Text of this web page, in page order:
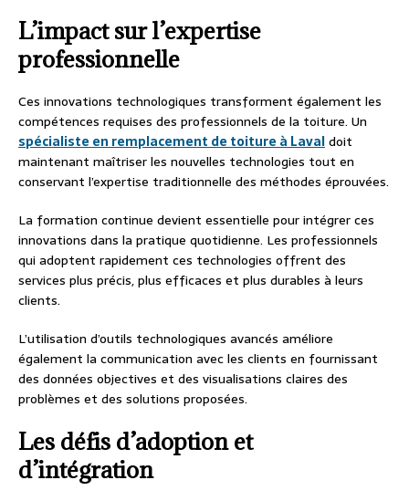
L’impact sur l’expertise
professionnelle
Ces innovations technologiques transforment également les
compétences requises des professionnels de la toiture. Un
spécialiste en remplacement de toiture à Lavaldoit
maintenant maîtriser les nouvelles technologies tout en
conservant l’expertise traditionnelle des méthodes éprouvées.
La formation continue devient essentielle pour intégrer ces
innovations dans la pratique quotidienne. Les professionnels
qui adoptent rapidement ces technologies offrent des
services plus précis, plus efficaces et plus durables à leurs
clients.
L’utilisation d’outils technologiques avancés améliore
également la communication avec les clients en fournissant
des données objectives et des visualisations claires des
problèmes et des solutions proposées.
Les défis d’adoption et
d’intégration